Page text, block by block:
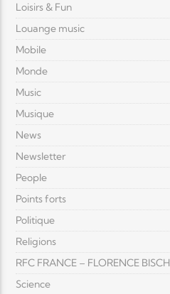
Loisirs & Fun
Louange music
Mobile
Monde
Music
Musique
News
Newsletter
People
Points forts
Politique
Religions
RFC FRANCE – FLORENCE BISCH
Science